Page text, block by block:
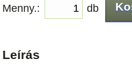
Menny.: db
Leírás